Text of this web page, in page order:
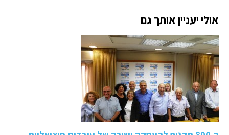
אולי יעניין אותך גם